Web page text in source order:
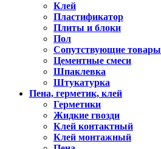
Клей
Пластификатор
Плиты и блоки
Пол
Сопутствующие товары
Цементные смеси
Шпаклевка
Штукатурка
Пена, герметик, клей
Герметики
Жидкие гвозди
Клей контактный
Клей монтажный